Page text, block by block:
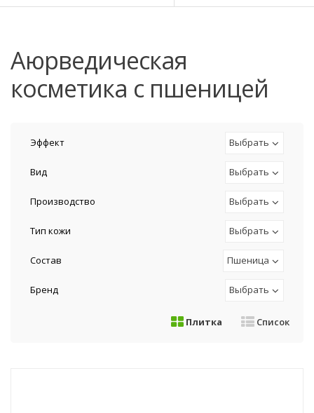
аюрведическая
косметика с пшеницей
Эффект Выбрать
Вид Выбрать
Производство Выбрать
Тип кожи Выбрать
Состав Пшеница
Бренд Выбрать
Плитка Список